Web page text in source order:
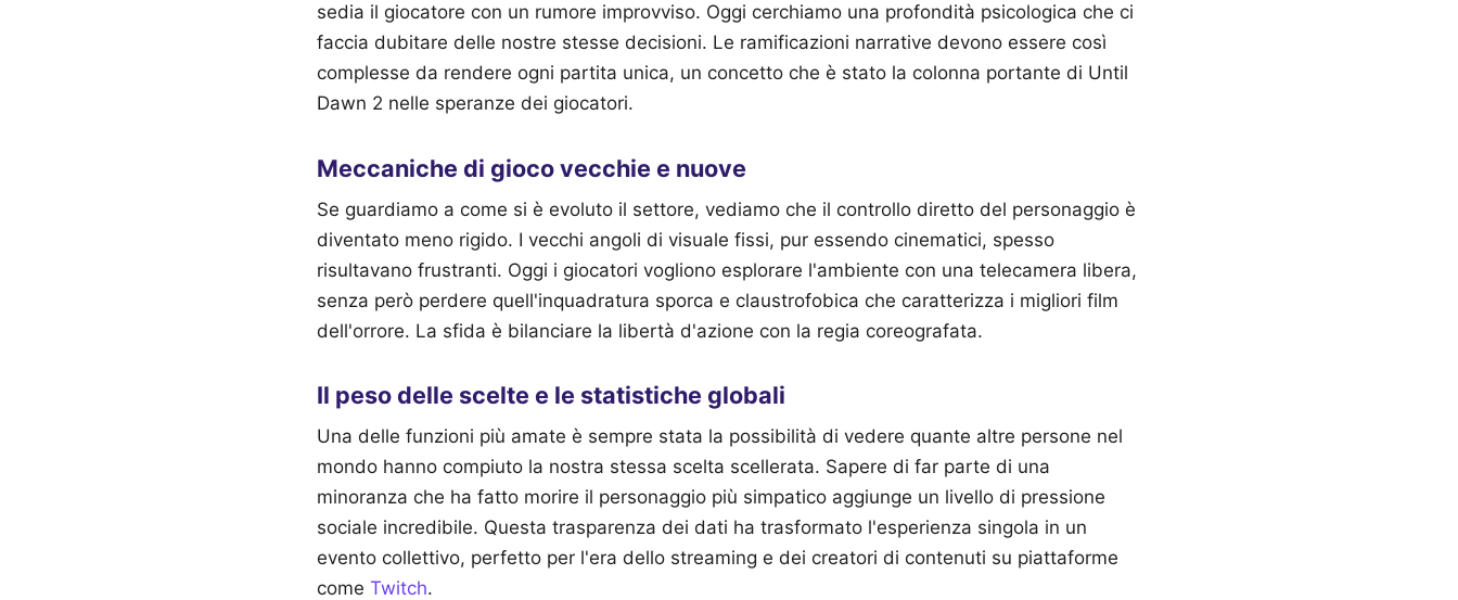
sedia il giocatore con un rumore improvviso. Oggi cerchiamo una profondità psicologica che ci
faccia dubitare delle nostre stesse decisioni. Le ramificazioni narrative devono essere così
complesse da rendere ogni partita unica, un concetto che è stato la colonna portante di Until
Dawn 2 nelle speranze dei giocatori.
Meccaniche di gioco vecchie e nuove
Se guardiamo a come si è evoluto il settore, vediamo che il controllo diretto del personaggio è
diventato meno rigido. I vecchi angoli di visuale fissi, pur essendo cinematici, spesso
risultavano frustranti. Oggi i giocatori vogliono esplorare l'ambiente con una telecamera libera,
senza però perdere quell'inquadratura sporca e claustrofobica che caratterizza i migliori film
dell'orrore. La sfida è bilanciare la libertà d'azione con la regia coreografata.
Il peso delle scelte e le statistiche globali
Una delle funzioni più amate è sempre stata la possibilità di vedere quante altre persone nel
mondo hanno compiuto la nostra stessa scelta scellerata. Sapere di far parte di una
minoranza che ha fatto morire il personaggio più simpatico aggiunge un livello di pressione
sociale incredibile. Questa trasparenza dei dati ha trasformato l'esperienza singola in un
evento collettivo, perfetto per l'era dello streaming e dei creatori di contenuti su piattaforme
come Twitch.